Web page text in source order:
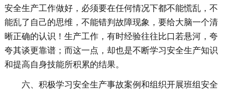
安全生产工作做好，必须要在任何情况下都不能慌乱，不
能乱了自己的思维，不能错判故障现象，要给大脑一个清
晰正确的认识！生产工作，有时经验往往比口若悬河，夸
夸其谈更靠谱；而这一点，却也是不断学习安全生产知识
和提高自身技能所积累的结果。
六、积极学习安全生产事故案例和组织开展班组安全